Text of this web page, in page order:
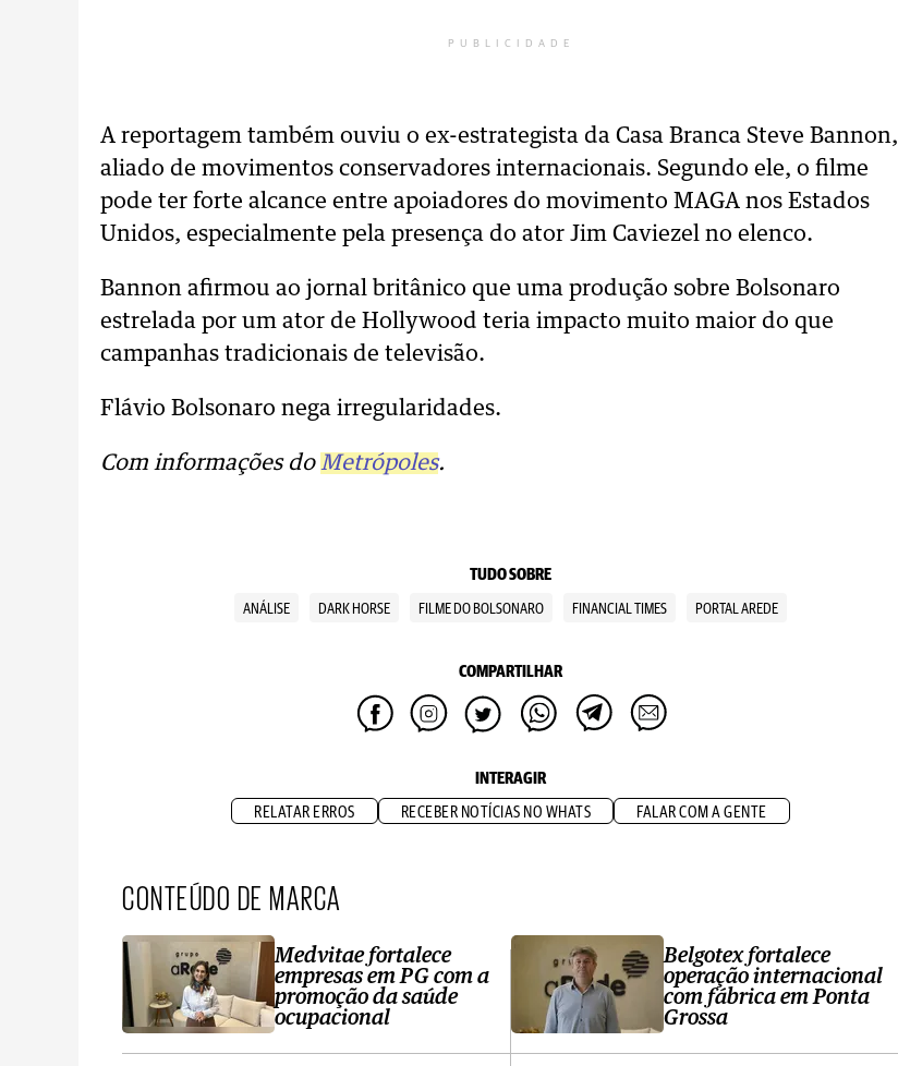
PUBLICIDADE
A reportagem também ouviu o ex-estrategista da Casa Branca Steve Bannon,
aliado de movimentos conservadores internacionais. Segundo ele, o filme
pode ter forte alcance entre apoiadores do movimento MAGA nos Estados
Unidos, especialmente pela presença do ator Jim Caviezel no elenco.
Bannon afirmou ao jornal britânico que uma produção sobre Bolsonaro
estrelada por um ator de Hollywood teria impacto muito maior do que
campanhas tradicionais de televisão.
Flávio Bolsonaro nega irregularidades.
Com informações do Metrópoles.
TUDO SOBRE
ANÁLISE DARK HORSE FILME DO BOLSONARO FINANCIAL TIMES PORTAL AREDE
COMPARTILHAR
INTERAGIR
RELATAR ERROS RECEBER NOTÍCIAS NO WHATS FALAR COM A GENTE
CONTEÚDO DE MARCA
Medvitae fortalece
empresas em PG com a
promoção da saúde
ocupacional
Belgotex fortalece
operação internacional
com fábrica em Ponta
Grossa